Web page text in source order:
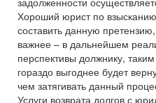
Хороший юрист по
составить данную
важнее – в дальнейшем
перспективы должнику,
гораздо выгоднее будет
чем затягивать данный
Услуги возврата долгов с